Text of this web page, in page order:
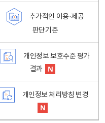
추가적인 이용·제공
판단기준
개인정보 보호수준 평가
결과
개인정보 처리방침 변경